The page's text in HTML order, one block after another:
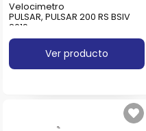
Velocimetro
PULSAR, PULSAR 200 RS BSIV
2019
Ver producto